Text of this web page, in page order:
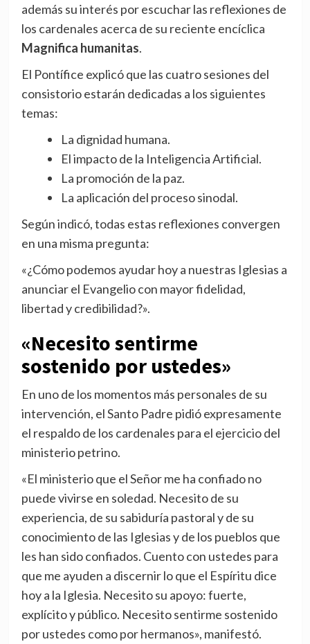
además su interés por escuchar las reflexiones de
los cardenales acerca de su reciente encíclica
Magnifica humanitas.
El Pontífice explicó que las cuatro sesiones del
consistorio estarán dedicadas a los siguientes
temas:
La dignidad humana.
El impacto de la Inteligencia Artificial.
La promoción de la paz.
La aplicación del proceso sinodal.
Según indicó, todas estas reflexiones convergen
en una misma pregunta:
«¿Cómo podemos ayudar hoy a nuestras Iglesias a
anunciar el Evangelio con mayor fidelidad,
libertad y credibilidad?».
«Necesito sentirme
sostenido por ustedes»
En uno de los momentos más personales de su
intervención, el Santo Padre pidió expresamente
el respaldo de los cardenales para el ejercicio del
ministerio petrino.
«El ministerio que el Señor me ha confiado no
puede vivirse en soledad. Necesito de su
experiencia, de su sabiduría pastoral y de su
conocimiento de las Iglesias y de los pueblos que
les han sido confiados. Cuento con ustedes para
que me ayuden a discernir lo que el Espíritu dice
hoy a la Iglesia. Necesito su apoyo: fuerte,
explícito y público. Necesito sentirme sostenido
por ustedes como por hermanos», manifestó.